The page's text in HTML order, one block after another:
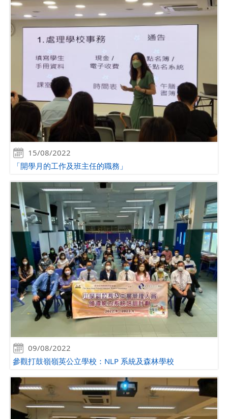
15/08/2022
「開學月的工作及班主任的職務」
09/08/2022
參觀打鼓嶺嶺英公立學校：NLP 系統及森林學校